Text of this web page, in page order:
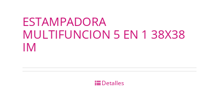
ESTAMPADORA
MULTIFUNCION 5 EN 1 38X38
IM
Detalles